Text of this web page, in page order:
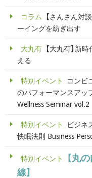
コラム
【さんさん対
ーイングを紡ぎ出す
大丸有
【大丸有】新
える
特別イベント
コンビ
のパフォーマンスアッ
Wellness Seminar vol.2
特別イベント
ビジネ
快眠法則 Business
特別イベント
【丸
線】